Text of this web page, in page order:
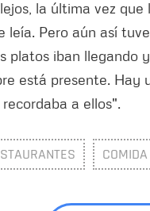
la última vez
leía. Pero aún así
platos iban llegando
está presente. Hay
a ellos".
COMIDA